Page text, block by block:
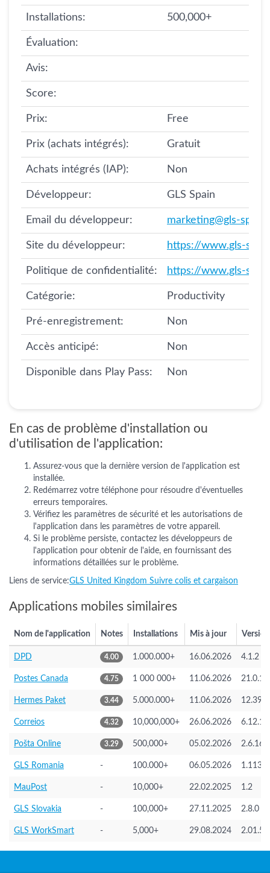
Installations: 500,000+
Évaluation:
Avis:
Score:
Prix: Free
Prix (achats intégrés): Gratuit
Achats intégrés (IAP): Non
Développeur: GLS Spain
Email du développeur: marketing@gls-
Site du développeur: https://www.gls-
Politique de confidentialité: https://www.gls-
Catégorie: Productivity
Pré-enregistrement: Non
Accès anticipé: Non
Disponible dans Play Pass: Non
En cas de problème d'installation ou
d'utilisation de l'application:
Assurez-vous que la dernière version de l'application est
installée.
Redémarrez votre téléphone pour résoudre d'éventuelles
erreurs temporaires.
Vérifiez les paramètres de sécurité et les autorisations de
l'application dans les paramètres de votre appareil.
Si le problème persiste, contactez les développeurs de
l'application pour obtenir de l'aide, en fournissant des
informations détaillées sur le problème.
Liens de service:GLS United Kingdom Suivre colis et cargaison
Applications mobiles similaires
Nom de l'application Notes Installations Mis à jour Version
DPD 4.00 1.000.000+ 16.06.2026 4.1.2
Postes Canada 4.75 1 000 000+ 11.06.2026
Hermes Paket 3.44 5.000.000+ 11.06.2026 12.39.0
Correios 4.32 10,000,000+ 26.06.2026 6.12.1
Pošta Online 3.29 500,000+ 05.02.2026 2.6.16
GLS Romania - 100.000+ 06.05.2026 1.113.0
MauPost - 10,000+ 22.02.2025 1.2
GLS Slovakia - 100,000+ 27.11.2025 2.8.0
GLS WorkSmart - 5,000+ 29.08.2024 2.01.51